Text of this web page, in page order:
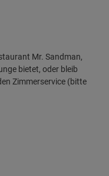
Mr. Sandman,
bietet, oder bleib
Zimmerservice (bitte